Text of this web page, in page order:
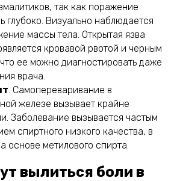
так как поражение
глубоко. Визуально наблюдается
массы тела. Открытая язва
кровавой рвотой и черным
ее можно диагностировать даже
врача.
. Самопереваривание в
железе вызывает крайне
Заболевание вызывается частым
спиртного низкого качества, в
основе метилового спирта.
вылиться боли в